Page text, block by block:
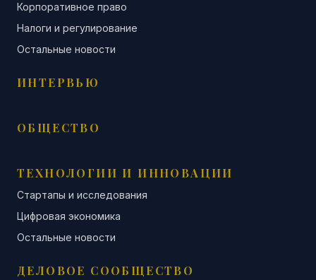
Корпоративное право
Налоги и регулирование
Остальные новости
ИНТЕРВЬЮ
ОБЩЕСТВО
ТЕХНОЛОГИИ И ИННОВАЦИИ
Стартапы и исследования
Цифровая экономика
Остальные новости
ДЕЛОВОЕ СООБЩЕСТВО